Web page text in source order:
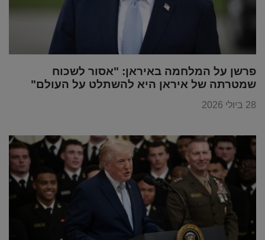
פרשן על המלחמה באיראן: "אסור לשכוח
שמטרתה של איראן היא להשתלט על העולם"
28 ביולי 2026